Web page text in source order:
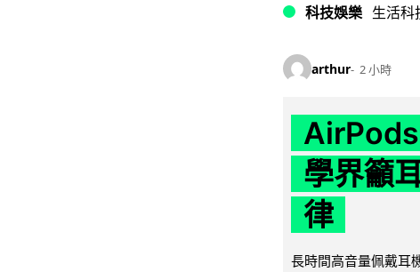
科技娛樂 生活科
arthur 2 小時
學界籲
律
長時間高音量佩戴耳